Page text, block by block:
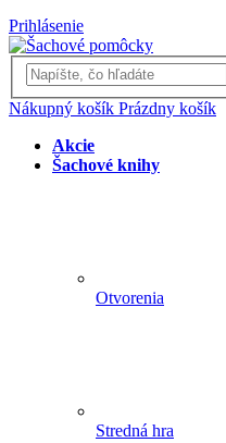
Prihlásenie
Nákupný košík Prázdny košík
Akcie
Šachové knihy
Otvorenia
Stredná hra